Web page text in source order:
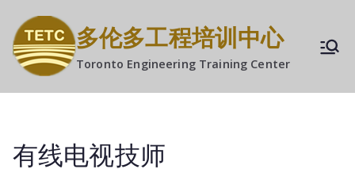
多伦多工程培训中心
Toronto Engineering Training Center
有线电视技师